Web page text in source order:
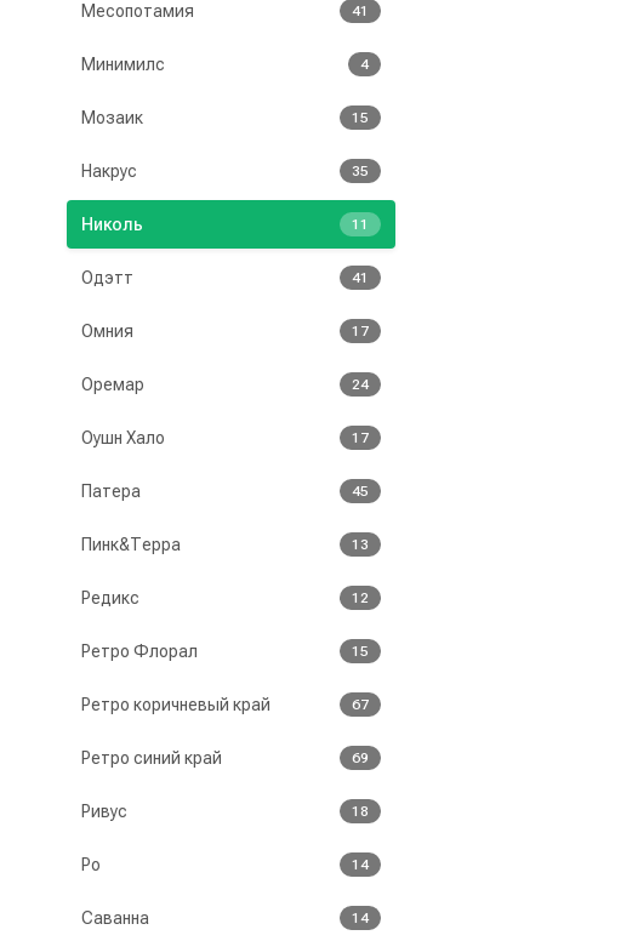
Месопотамия 41
Минимилс 4
Мозаик 15
Накрус 35
Николь 11
Одэтт 41
Омния 17
Оремар 24
Оушн Хало 17
Патера 45
Пинк&Терра 13
Редикс 12
Ретро Флорал 15
Ретро коричневый край 67
Ретро синий край 69
Ривус 18
Ро 14
Саванна 14